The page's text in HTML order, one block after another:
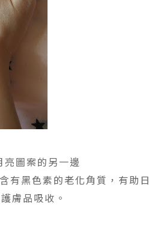
亮圖案的另一邊
有黑色素的老化角質，有助日
膚品吸收。